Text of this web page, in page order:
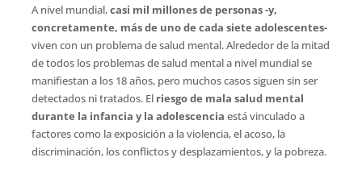
A nivel mundial,casi mil millones de personas -y,
concretamente, más de uno de cada siete adolescentes-
viven con un problema de salud mental. Alrededor de la mitad
de todos los problemas de salud mental a nivel mundial se
manifiestan a los 18 años, pero muchos casos siguen sin ser
detectados ni tratados. El riesgo de mala salud mental
durante la infancia y la adolescencia está vinculado a
factores como la exposición a la violencia, el acoso, la
discriminación, los conflictos y desplazamientos, y la pobreza.